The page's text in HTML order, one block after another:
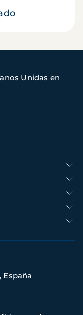
Unidas en
España